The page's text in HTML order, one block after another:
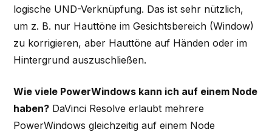
logische UND-Verknüpfung. Das ist sehr nützlich,
um z. B. nur Hauttöne im Gesichtsbereich (Window)
zu korrigieren, aber Hauttöne auf Händen oder im
Hintergrund auszuschließen.
Wie viele PowerWindows kann ich auf einem Node
haben? DaVinci Resolve erlaubt mehrere
PowerWindows gleichzeitig auf einem Node